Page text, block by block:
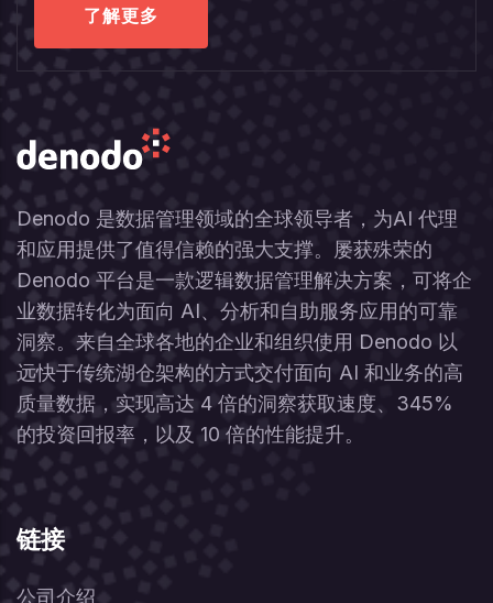
了解更多
Denodo 是数据管理领域的全球领导者，为AI 代理
和应用提供了值得信赖的强大支撑。屡获殊荣的
Denodo 平台是一款逻辑数据管理解决方案，可将企
业数据转化为面向 AI、分析和自助服务应用的可靠
洞察。来自全球各地的企业和组织使用 Denodo 以
远快于传统湖仓架构的方式交付面向 AI 和业务的高
质量数据，实现高达 4 倍的洞察获取速度、345%
的投资回报率，以及 10 倍的性能提升。
链接
公司介绍